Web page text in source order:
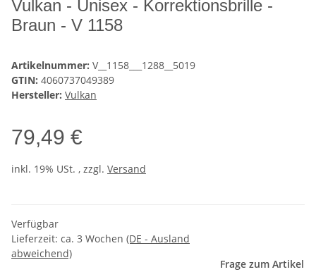
Vulkan - Unisex - Korrektionsbrille -
Braun - V 1158
Artikelnummer: V__1158___1288__5019
GTIN: 4060737049389
Hersteller: Vulkan
79,49 €
inkl. 19% USt. , zzgl. Versand
Verfügbar
Lieferzeit: ca. 3 Wochen (DE - Ausland
abweichend)
Frage zum Artikel